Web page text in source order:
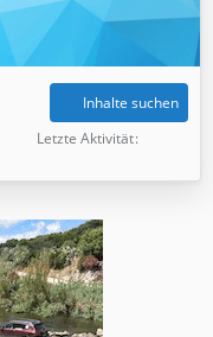
Inhalte suchen
Letzte Aktivität